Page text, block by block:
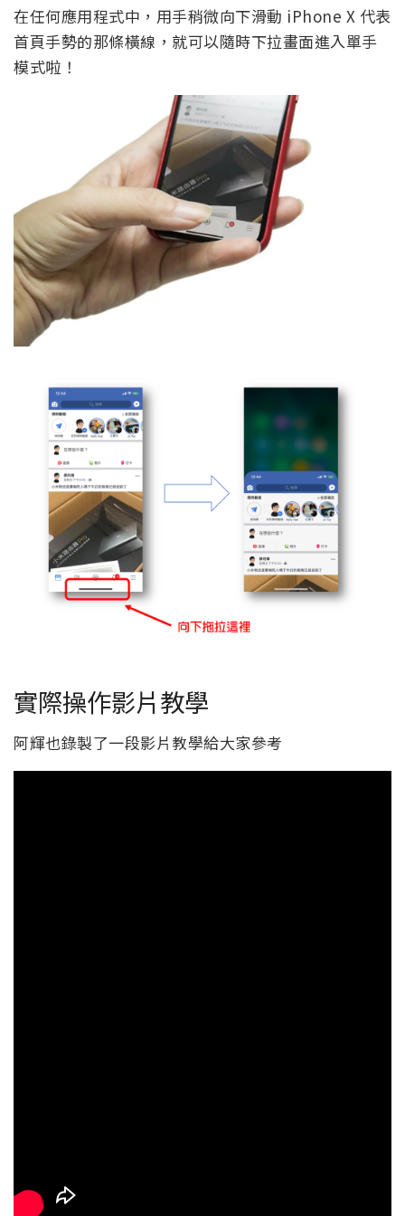
在任何應用程式中，用手稍微向下滑動 iPhone X 代表
首頁手勢的那條橫線，就可以隨時下拉畫面進入單手
模式啦！
實際操作影片教學
阿輝也錄製了一段影片教學給大家參考